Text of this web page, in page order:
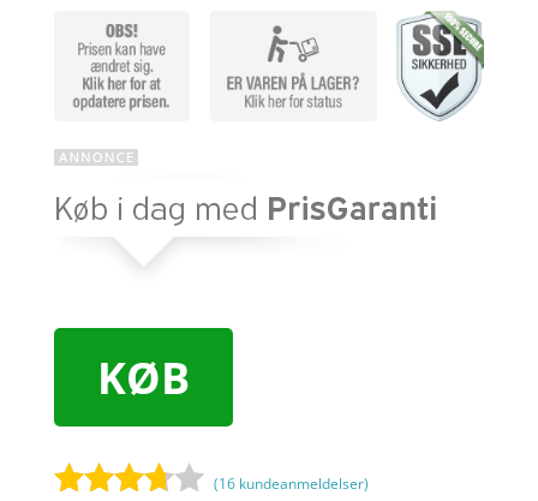
KØB
(16 kundeanmeldelser)